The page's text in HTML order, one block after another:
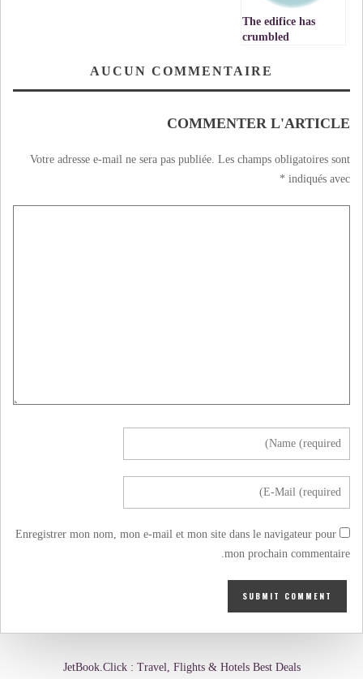
The edifice has
crumbled
AUCUN COMMENTAIRE
COMMENTER L'ARTICLE
Votre adresse e-mail ne sera pas publiée. Les champs obligatoires sont
indiqués avec
*
Enregistrer mon nom, mon e-mail et mon site dans le navigateur pour
mon prochain commentaire.
JetBook.Click : Travel, Flights & Hotels Best Deals